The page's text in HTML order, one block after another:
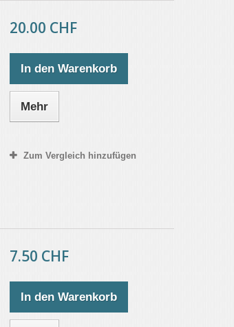
20.00 CHF
In den Warenkorb
Mehr
Zum Vergleich hinzufügen
7.50 CHF
In den Warenkorb